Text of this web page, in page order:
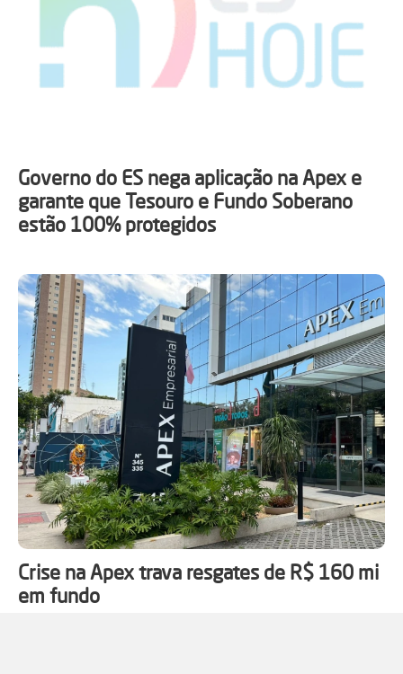
Governo do ES nega aplicação na Apex e
garante que Tesouro e Fundo Soberano
estão 100% protegidos
Crise na Apex trava resgates de R$ 160 mi
em fundo